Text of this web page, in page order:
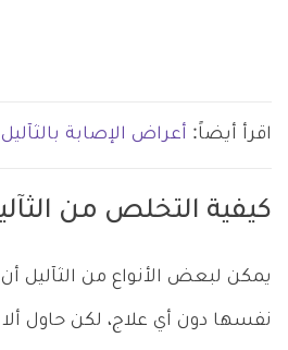
اقرأ أيضاً: أعراض الإصابة
كيفية التخلص من
يمكن لبعض الأنواع من الثآليل
نفسها دون أي علاج، لكن حاول